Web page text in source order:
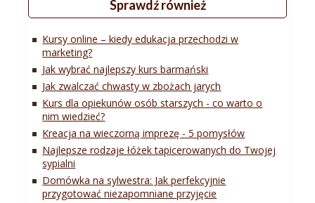
Sprawdź również
Kursy online – kiedy edukacja przechodzi w
marketing?
Jak wybrać najlepszy kurs barmański
Jak zwalczać chwasty w zbożach jarych
Kurs dla opiekunów osób starszych - co warto o
nim wiedzieć?
Kreacja na wieczorną imprezę - 5 pomysłów
Najlepsze rodzaje łóżek tapicerowanych do Twojej
sypialni
Domówka na sylwestra: Jak perfekcyjnie
przygotować niezapomniane przyjęcie